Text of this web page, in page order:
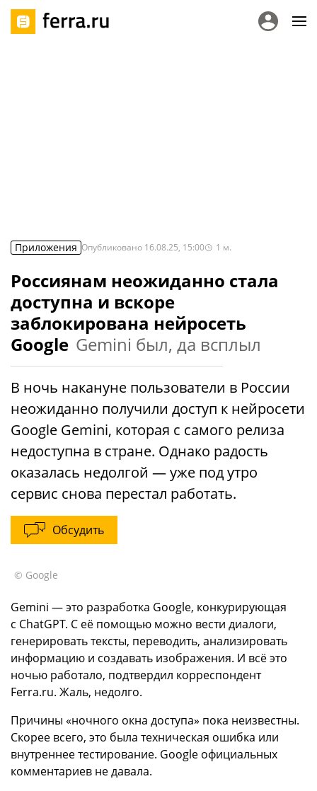
Приложения Опубликовано 16.08.25, 15:00 1 м.
Россиянам неожиданно стала
доступна и вскоре
заблокирована нейросеть
Google Gemini был, да всплыл
В ночь накануне пользователи в России
неожиданно получили доступ к нейросети
Google Gemini, которая с самого релиза
недоступна в стране. Однако радость
оказалась недолгой — уже под утро
сервис снова перестал работать.
Обсудить
© Google
Gemini — это разработка Google, конкурирующая
с ChatGPT. С её помощью можно вести диалоги,
генерировать тексты, переводить, анализировать
информацию и создавать изображения. И всё это
ночью работало, подтвердил корреспондент
Ferra.ru. Жаль, недолго.
Причины «ночного окна доступа» пока неизвестны.
Скорее всего, это была техническая ошибка или
внутреннее тестирование. Google официальных
комментариев не давала.